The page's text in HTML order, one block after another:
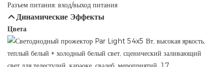
Разъем питания: вход/выход питания
Динамические Эффекты
Цвета